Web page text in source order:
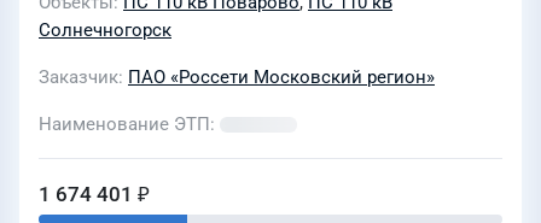
Радумля; Реконструкция ТП-10/0,4кВ
(сооруж. по дог. С8-25-302-
227788(389523) от 03.09.2025 -
замена трансформатора 160кВА на
Солнечногорский р-н, д. Радумля)
Солнечногорск
Заказчик ПАО «Россети Московский регион»
Наименование ЭТП
1 674 401 ₽